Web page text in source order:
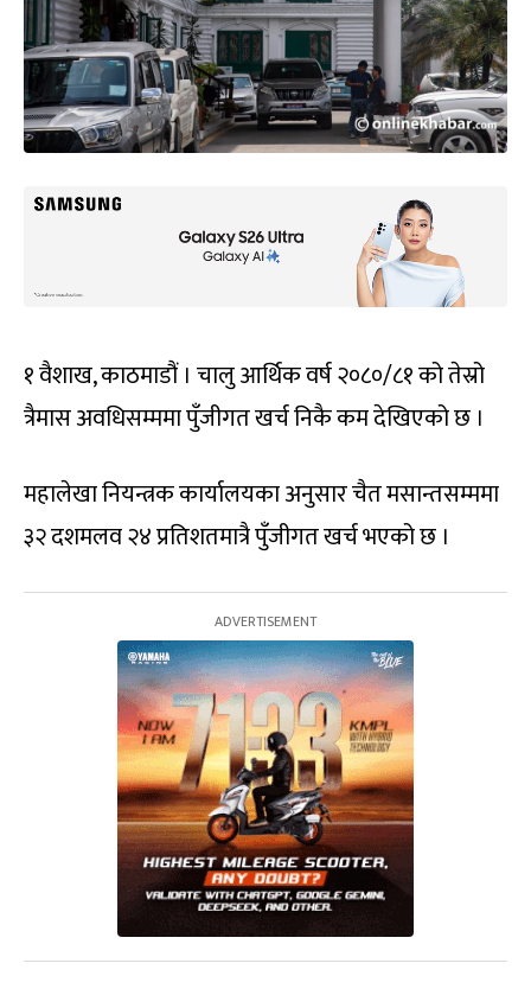
१ वैशाख, काठमाडौं । चालु आर्थिक वर्ष २०८०/८१ को तेस्रो
त्रैमास अवधिसम्ममा पुँजीगत खर्च निकै कम देखिएको छ ।
महालेखा नियन्त्रक कार्यालयका अनुसार चैत मसान्तसम्ममा
३२ दशमलव २४ प्रतिशतमात्रै पुँजीगत खर्च भएको छ ।